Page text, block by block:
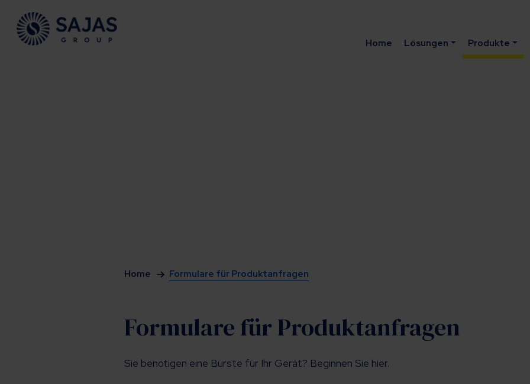
Siirry sisältöön Home Lösungen Produkte
Home Formulare für Produktanfragen
Formulare für Produktanfragen
Sie benötigen eine Bürste für Ihr Gerät? Beginnen Sie hier.